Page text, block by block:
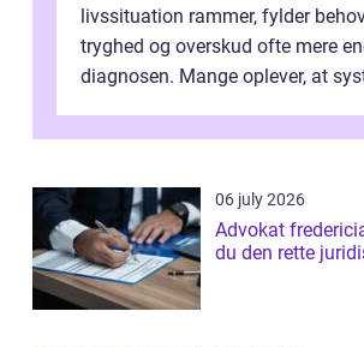
livssituation rammer, fylder
tryghed og overskud ofte mere
diagnosen. Mange oplever, at
06 july 2026
Advokat fredericia sådan
du den rette